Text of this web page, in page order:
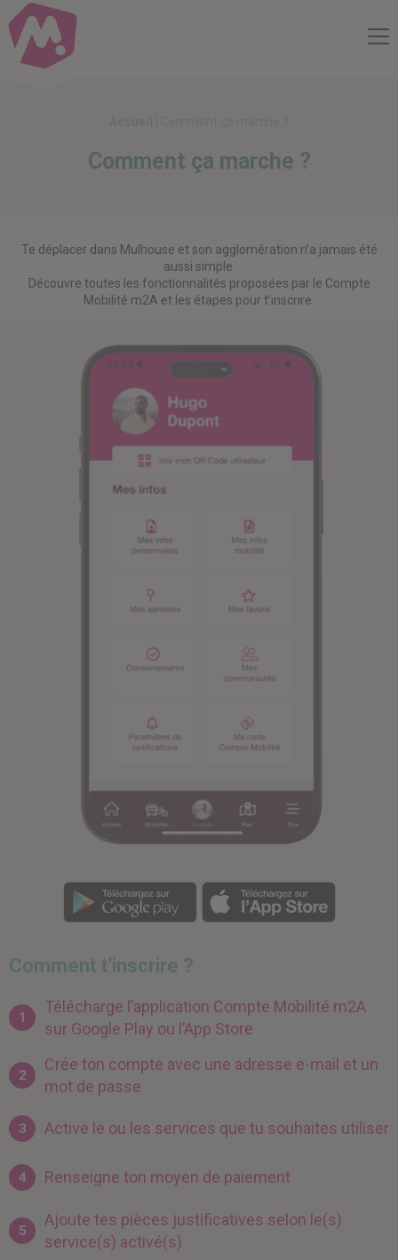
Compte Mobilité
Comment ça marche ?
Te déplacer dans Mulhouse et son agglomération n’a jamais été
aussi simple.
Découvre toutes les fonctionnalités proposées par le Compte
Mobilité m2A et les étapes pour t’inscrire.
Comment t'inscrire ?
1
Télécharge l’application Compte Mobilité m2A
sur Google Play ou l’App Store
2
Crée ton compte avec une adresse e-mail et un
mot de passe
3 Active le ou les services que tu souhaites utiliser
4 Renseigne ton moyen de paiement
5
Ajoute tes pièces justificatives selon le(s)
service(s) activé(s)